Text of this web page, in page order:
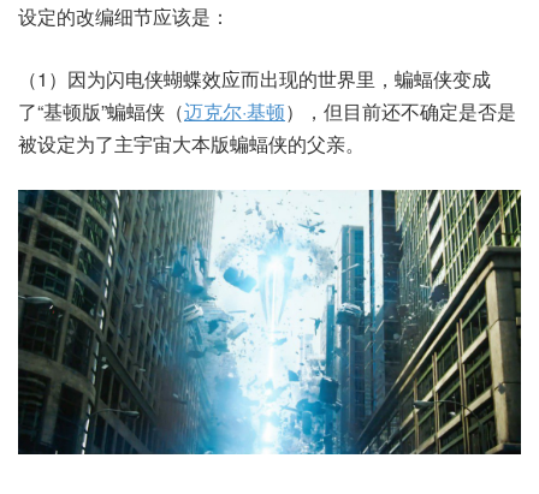
设定的改编细节应该是：
（1）因为闪电侠蝴蝶效应而出现的世界里，蝙蝠侠变成
了“基顿版”蝙蝠侠（迈克尔·基顿），但目前还不确定是否是
被设定为了主宇宙大本版蝙蝠侠的父亲。